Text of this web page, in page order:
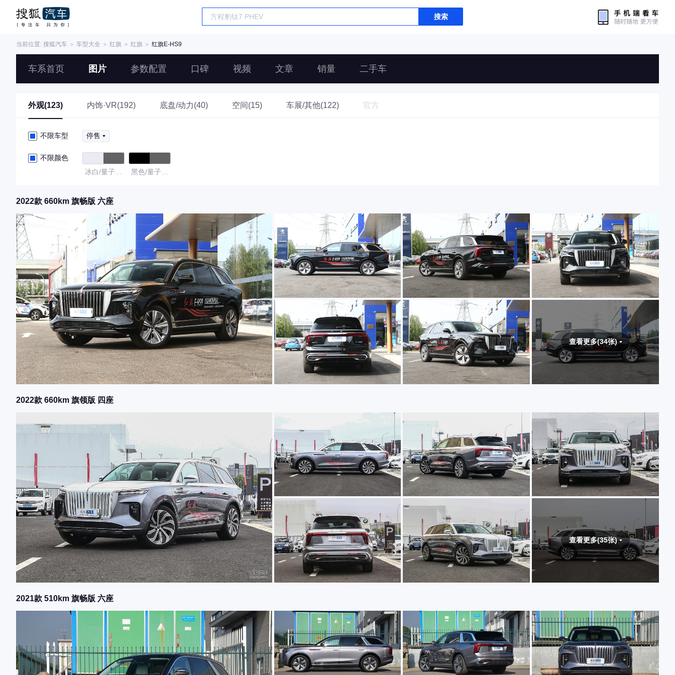
搜索
当前位置: 搜狐汽车 ＞ 车型大全 ＞ 红旗 ＞ 红旗 ＞ 红旗E-HS9
车系首页 图片 参数配置 口碑 视频 文章 销量 二手车
外观(123) 内饰·VR(192) 底盘/动力(40) 空间(15) 车展/其他(122) 官方
不限车型 停售
不限颜色
冰白/量子银
黑色/量子银
2022款 660km 旗畅版 六座
查看更多(34张)
2022款 660km 旗领版 四座
查看更多(35张)
2021款 510km 旗畅版 六座